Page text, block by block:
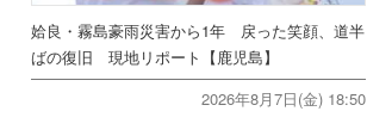
姶良・霧島豪雨災害から1年 戻った笑顔、道半
ばの復旧 現地リポート【鹿児島】
2026年8月7日(金) 18:50